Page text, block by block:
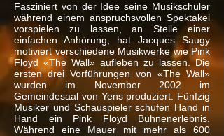
Fasziniert von der Idee seine Musikschüler
während einem anspruchsvollen Spektakel
vorspielen zu lassen, an Stelle einer
einfachen Anhörung, hat Jacques Saugy
motiviert verschiedene Musikwerke wie Pink
Floyd «The Wall» aufleben zu lassen. Die
ersten drei Vorführungen von «The Wall»
wurden im November 2002 im
Gemeindesaal von Yens produziert. Fünfzig
Musiker und Schauspieler schufen Hand in
Hand ein Pink Floyd Bühnenerlebnis.
Während eine Mauer mit mehr als 600